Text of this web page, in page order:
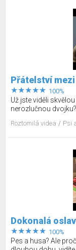
Přátelství
100%
Už jste viděli
nerozlučnou
Roztomilá videa Psi
Dokonalá
100%
Pes a husa? Ale